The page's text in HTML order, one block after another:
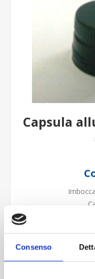
Consenso
Capsula